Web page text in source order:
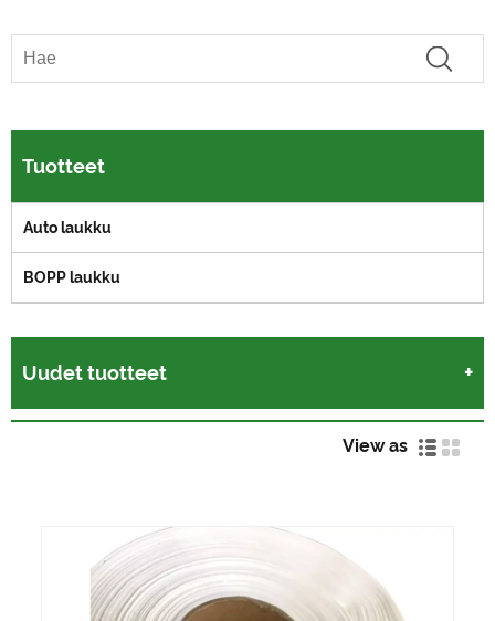
Tuotteet
Auto laukku
BOPP laukku
Uudet tuotteet
View as